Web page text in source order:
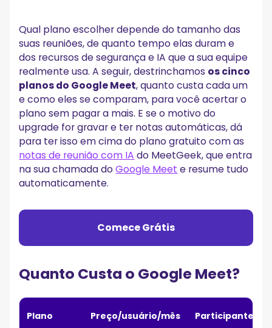
4. Integração com o Google Workspace
5. Segurança e Conformidade
6. Opções de Suporte
Como Escolher o Melhor Plano do Google Meet
1. Considere o Tamanho da Equipe
2. Avalie a Frequência e a Duração das Reuniões
3. Pense em Segurança e Conformidade
4. Analise os Recursos de IA e Produtividade
Comece no Google Meet com o MeetGeek!
Perguntas Frequentes
1. O Google Meet é pago?
3. Quantas pessoas entram em uma reunião gratuita do
4. Qual a diferença entre Google Meet e Google Workspace?
5. O Google Meet é mais barato que o Zoom?
7. Qual o melhor plano do Google Meet para empresas?
8. Quanto custa o Google Meet por mês?
Qual plano escolher depende do tamanho das
suas reuniões, de quanto tempo elas duram e
dos recursos de segurança e IA que a sua equipe
realmente usa. A seguir, destrinchamos os cinco
planos do Google Meet, quanto custa cada um
e como eles se comparam, para você acertar o
plano sem pagar a mais. E se o motivo do
upgrade for gravar e ter notas automáticas, dá
para ter isso em cima do plano gratuito com as
notas de reunião com IA do MeetGeek, que entra
na sua chamada doGoogle Meet e resume tudo
automaticamente.
Comece Grátis
Quanto Custa o Google Meet?
Plano Preço/usuário/mês Participantes